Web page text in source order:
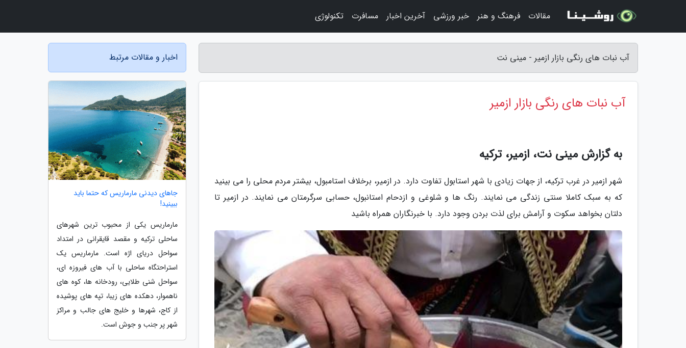
آب نبات های رنگی بازار ازمیر - مینی نت
آب نبات های رنگی بازار ازمیر
به گزارش مینی نت، ازمیر، ترکیه
شهر ازمیر در غرب ترکیه، از جهات زیادی با شهر استابول تفاوت دارد. در ازمیر، برخلاف استامبول، بیشتر مردم محلی را می بینید
که به سبک کاملا سنتی زندگی می نمایند. رنگ ها و شلوغی و ازدحام استانبول، حسابی سرگرمتان می نمایند. در ازمیر تا
دلتان بخواهد سکوت و آرامش برای لذت بردن وجود دارد. با خبرنگاران همراه باشید
اخبار و مقالات مرتبط
جاهای دیدنی مارماریس که حتما باید
ببینید!
مارماریس یکی از محبوب ترین شهرهای
ساحلی ترکیه و مقصد قایقرانی در امتداد
سواحل دریای اژه است. مارماریس یک
استراحتگاه ساحلی با آب های فیروزه ای،
سواحل شنی طلایی، رودخانه ها، کوه های
ناهموار، دهکده های زیبا، تپه های پوشیده
از کاج، شهرها و خلیج های جالب و مراکز
شهر پر جنب و جوش است.
مقالات فرهنگ و هنر خبر ورزشی آخرین اخبار مسافرت تکنولوژی